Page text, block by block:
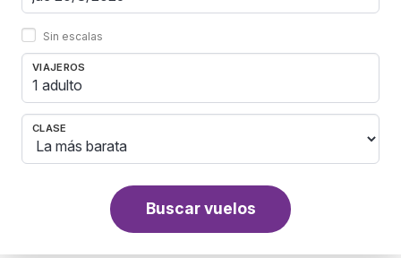
Sin escalas
VIAJEROS
1 adulto
CLASE
Buscar vuelos